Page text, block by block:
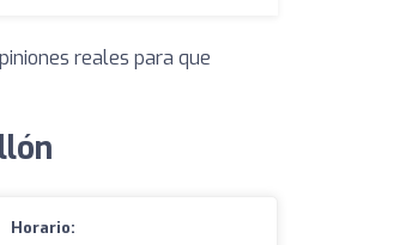
reales para que
Horario: